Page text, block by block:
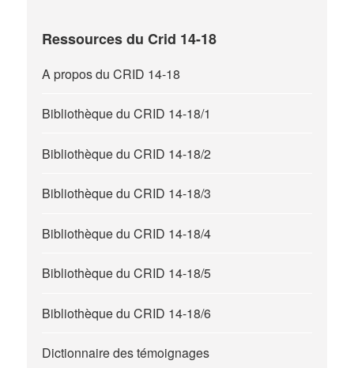
Ressources du Crid 14-18
A propos du CRID 14-18
Bibliothèque du CRID 14-18/1
Bibliothèque du CRID 14-18/2
Bibliothèque du CRID 14-18/3
Bibliothèque du CRID 14-18/4
Bibliothèque du CRID 14-18/5
Bibliothèque du CRID 14-18/6
Dictionnaire des témoignages